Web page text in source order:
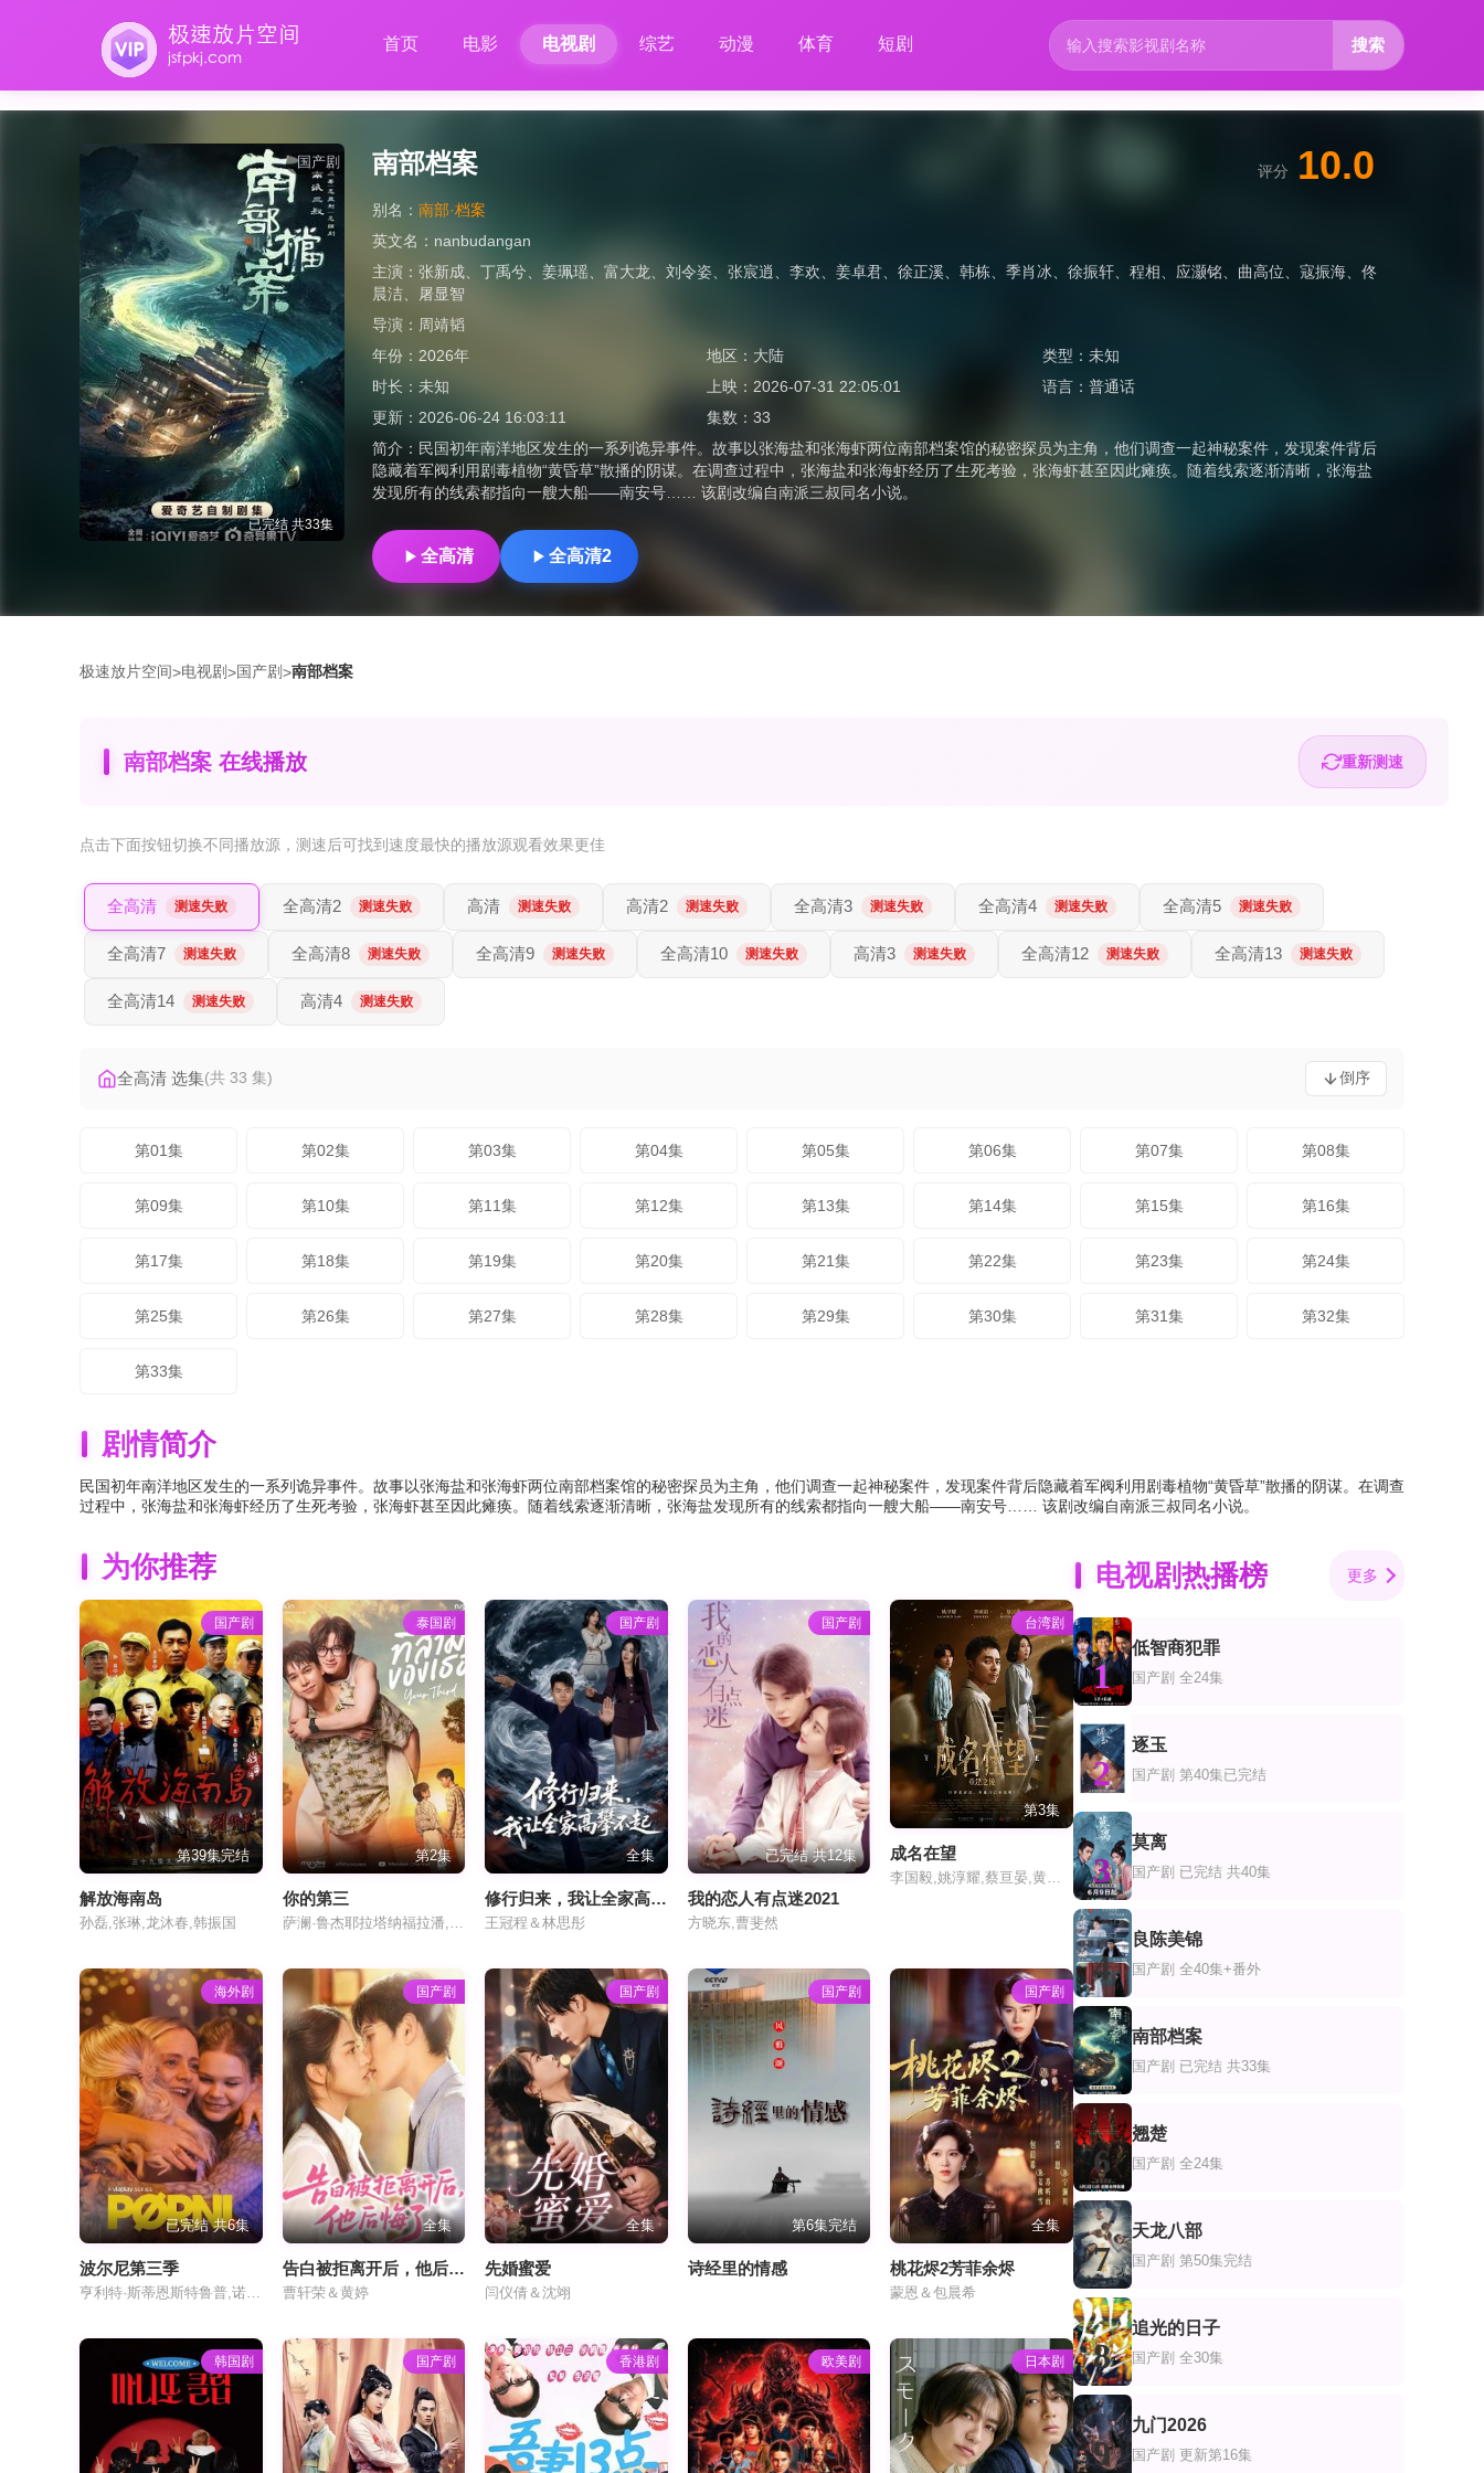
首页 电影 电视剧 综艺 动漫 体育 短剧 搜索
国产剧
已完结 共33集
南部档案
别名： 南部·档案
英文名： nanbudangan
主演： 张新成 丁禹兮 姜珮瑶 富大龙 刘令姿 张宸逍 李欢 姜卓君 徐正溪 韩栋 季肖冰 徐振轩 程相 应灏铭 曲高位 寇振海
佟
晨洁
屠显智
导演： 周靖韬
年份： 2026年 地区： 大陆 类型： 未知
时长： 未知 上映： 2026-07-31 22:05:01 语言： 普通话
更新： 2026-06-24 16:03:11 集数：33
简介： 民国初年南洋地区发生的一系列诡异事件。故事以张海盐和张海虾两位南部档案馆的秘密探员为主角，他们调查一起神秘案件，发现案件背后
隐藏着军阀利用剧毒植物“黄昏草”散播的阴谋。在调查过程中，张海盐和张海虾经历了生死考验，张海虾甚至因此瘫痪。随着线索逐渐清晰，张海盐
发现所有的线索都指向一艘大船——南安号…… 该剧改编自南派三叔同名小说。
评分 10.0
全高清 全高清2
极速放片空间>电视剧>国产剧>南部档案
南部档案 在线播放 重新测速
点击下面按钮切换不同播放源 ，测速后可找到速度最快的播放源观看效果更佳
全高清 测速失败 全高清2 测速失败 高清 测速失败 高清2 测速失败 全高清3 测速失败 全高清4 测速失败 全高清5 测速失败
全高清7 测速失败 全高清8 测速失败 全高清9 测速失败 全高清10 测速失败 高清3 测速失败 全高清12 测速失败 全高清13 测速失败
全高清14 测速失败 高清4 测速失败
全高清 选集(共 33 集) 倒序
第01集 第02集 第03集 第04集 第05集 第06集 第07集 第08集
第09集 第10集 第11集 第12集 第13集 第14集 第15集 第16集
第17集 第18集 第19集 第20集 第21集 第22集 第23集 第24集
第25集 第26集 第27集 第28集 第29集 第30集 第31集 第32集
第33集
剧情简介
民国初年南洋地区发生的一系列诡异事件。故事以张海盐和张海虾两位南部档案馆的秘密探员为主角，他们调查一起神秘案件，发现案件背后隐藏着军阀利用剧毒植物“黄昏草”散播的阴谋。在调查
过程中，张海盐和张海虾经历了生死考验，张海虾甚至因此瘫痪。随着线索逐渐清晰，张海盐发现所有的线索都指向一艘大船——南安号…… 该剧改编自南派三叔同名小说。
为你推荐
国产剧
第39集完结
解放海南岛
孙磊,张琳,龙沐春,韩振国
泰国剧
第2集
你的第三
萨澜·鲁杰耶拉塔纳福拉潘,纳塔西特·尤阿瑞克西,塔萨彭·维瓦隆,纳塔奇·司隶朋通,塔那克利·奇安淳亚,珈萨达·詹曼诺,索恩塔斯特·布昂加姆
国产剧
全集
修行归来，我让全家高攀不起
王冠程＆林思彤
国产剧
已完结 共12集
我的恋人有点迷2021
方晓东,曹斐然
台湾剧
第3集
成名在望
海外剧
已完结 共6集
波尔尼第三季
国产剧
全集
告白被拒离开后，他后悔了
曹轩荣＆黄婷
国产剧
全集
先婚蜜爱
闫仪倩＆沈翊
国产剧
第6集完结
诗经里的情感
国产剧
全集
桃花烬2芳菲余烬
蒙恩＆包晨希
韩国剧 国产剧 香港剧 欧美剧 日本剧
电视剧热播榜 更多
1
低智商犯罪
国产剧 全24集
2
逐玉
国产剧 第40集已完结
3
莫离
国产剧 已完结 共40集
4
良陈美锦
国产剧 全40集+番外
5
南部档案
国产剧 已完结 共33集
6
翘楚
国产剧 全24集
7
天龙八部
国产剧 第50集完结
8
追光的日子
国产剧 全30集
9
九门2026
国产剧 更新第16集